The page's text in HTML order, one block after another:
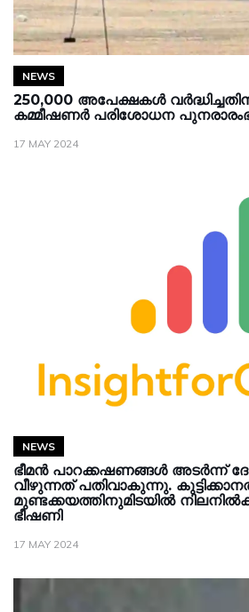
NEWS
250,000 അപേക്ഷകൾ
കമ്മീഷണർ പരിശോധന
17 MAY 2024
NEWS
ഭീമൻ പാറക്കഷണങ്ങൾ അടർന്ന്
വീഴുന്നത് പതിവാകുന്നു.
മുണ്ടക്കയത്തിനുമിടയിൽ
ഭീഷണി
17 MAY 2024